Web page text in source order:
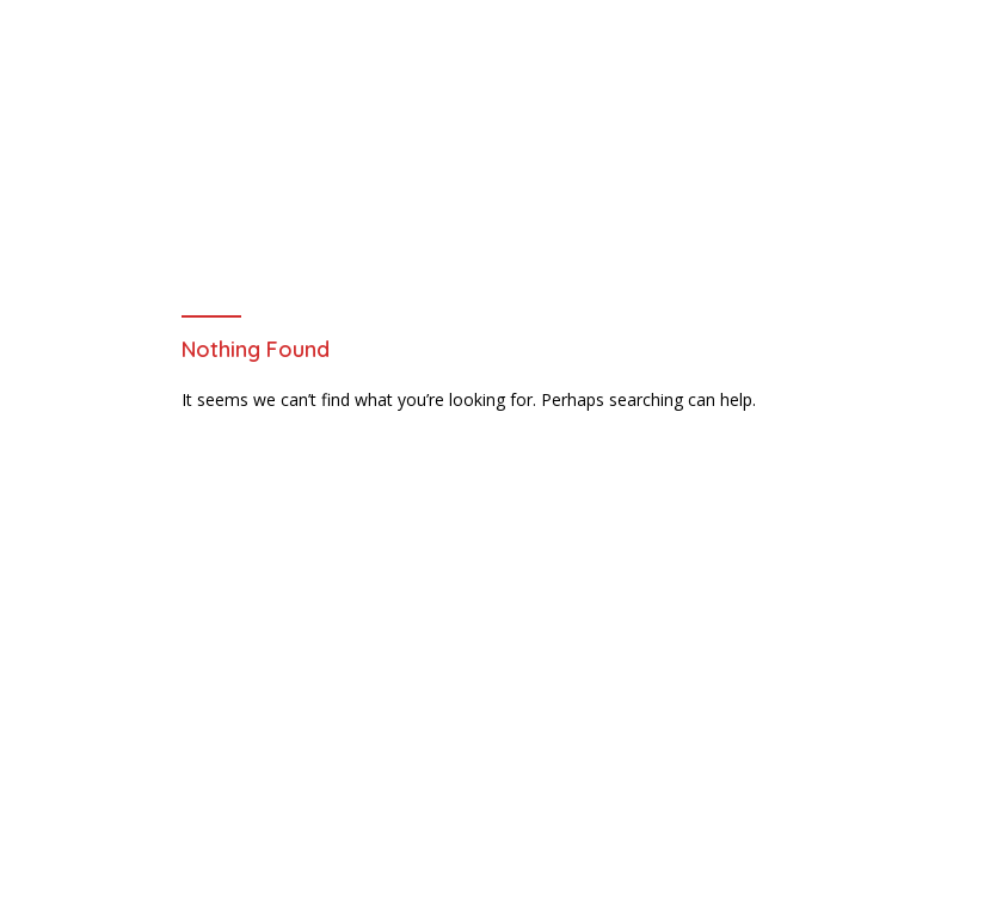
Nothing Found
It seems we can’t find what you’re looking for. Perhaps searching can help.